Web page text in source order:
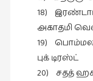
மூத்தோர்
18)
அகாதமி
19)
புக் டிரஸ்ட்
20) சதத்